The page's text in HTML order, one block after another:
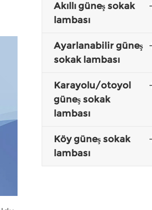
Akıllı güneş sokak
lambası
Ayarlanabilir güneş
sokak lambası
Karayolu/otoyol
güneş sokak
lambası
Köy güneş sokak
lambası